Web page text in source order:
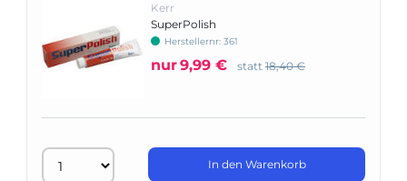
Kerr
SuperPolish
Herstellernr: 361
nur9,99 € statt 18,40 €
In den Warenkorb